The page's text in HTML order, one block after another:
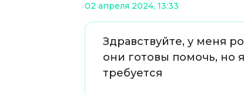
02 апреля 2024, 13:33
Здравствуйте, у меня
они готовы помочь, но
требуется